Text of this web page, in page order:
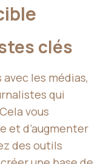
clés
les médias,
qui
vous
et d’augmenter
des outils